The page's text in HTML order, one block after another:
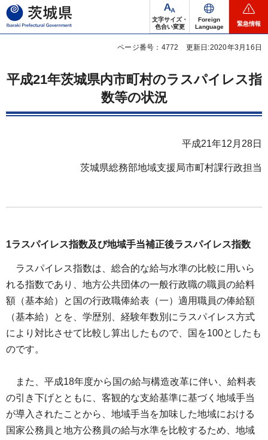
茨城県
文字サイズ・
色合い変更
Foreign
Language
緊急情報
ページ番号：4772 更新日:2020年3月16日
平成21年茨城県内市町村のラスパイレス指
数等の状況
平成21年12月28日
茨城県総務部地域支援局市町村課行政担当
1ラスパイレス指数及び地域手当補正後ラスパイレス指数
ラスパイレス指数は、総合的な給与水準の比較に用いら
れる指数であり、地方公共団体の一般行政職の職員の給料
額（基本給）と国の行政職俸給表（一）適用職員の俸給額
（基本給）とを、学歴別、経験年数別にラスパイレス方式
により対比させて比較し算出したもので、国を100としたも
のです。
また
、平成18年度から国の給与構造改革に伴い、給料表
の引き下げとともに、客観的な支給基準に基づく地域手当
が導入されたことから、地域手当を加味した地域における
国家公務員と地方公務員の給与水準を比較するため、地域